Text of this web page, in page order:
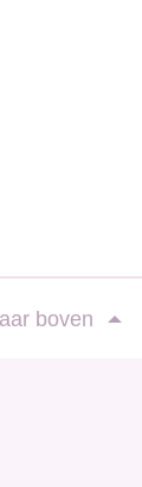
boven